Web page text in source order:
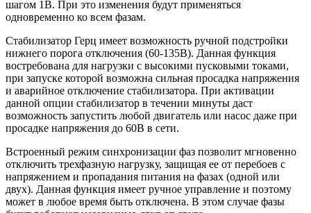
шагом 1В. При это изменения будут применяться
одновременно ко всем фазам.
Стабилизатор Герц имеет возможность ручной подстройки
нижнего порога отключения (60-135В). Данная функция
востребована для нагрузки с высокими пусковыми токами,
при запуске которой возможна сильная просадка напряжения
и аварийное отключение стабилизатора. При активации
данной опции стабилизатор в течении минуты даст
возможность запустить любой двигатель или насос даже при
просадке напряжения до 60В в сети.
Встроенный режим синхронизации фаз позволит мгновенно
отключить трехфазную нагрузку, защищая ее от перебоев с
напряжением и пропадания питания на фазах (одной или
двух). Данная функция имеет ручное управление и поэтому
может в любое время быть отключена. В этом случае фазы